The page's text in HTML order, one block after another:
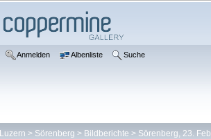
Anmelden Albenliste Suche
Luzern > Sörenberg > Bildberichte > Sörenberg, 23.